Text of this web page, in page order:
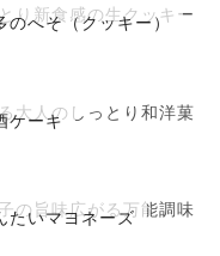
のへそ（クッキー）
り新食感の生クッキー
ケーキ
大人のしっとり和洋菓
たいマヨネーズ
の旨味広がる万能調味